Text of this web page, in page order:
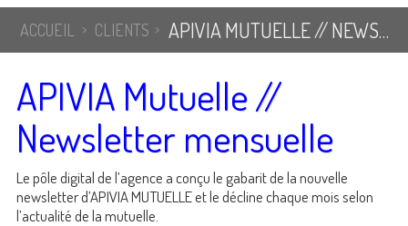
ACCUEIL CLIENTS APIVIA MUTUELLE // NEWSLETTER MENSUELLE
APIVIA Mutuelle //
Newsletter mensuelle
Le pôle digital de l’agence a conçu le gabarit de la nouvelle
newsletter d’APIVIA MUTUELLE et le décline chaque mois selon
l’actualité de la mutuelle.